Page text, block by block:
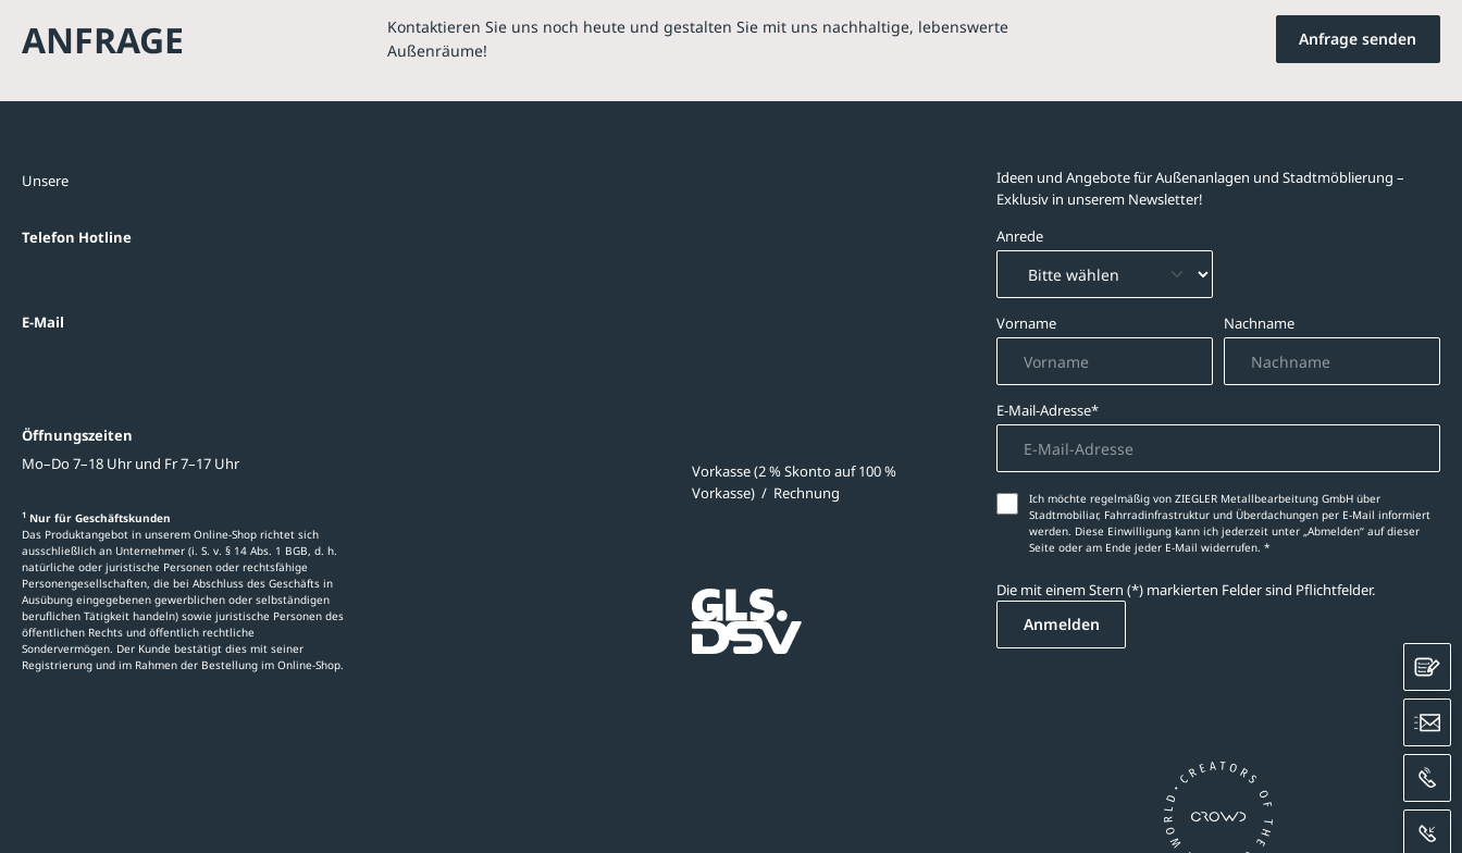
ANFRAGE
Kontaktieren Sie uns noch heute und gestalten Sie mit uns nachhaltige, lebenswerte
Außenräume!
Anfrage senden
Unsere
Telefon Hotline
E-Mail
Öffnungszeiten
Mo–Do 7–18 Uhr und Fr 7–17 Uhr
1 Nur für Geschäftskunden
Das Produktangebot in unserem Online-Shop richtet sich
ausschließlich an Unternehmer (i. S. v. § 14 Abs. 1 BGB, d. h.
natürliche oder juristische Personen oder rechtsfähige
Personengesellschaften, die bei Abschluss des Geschäfts in
Ausübung eingegebenen gewerblichen oder selbständigen
beruflichen Tätigkeit handeln) sowie juristische Personen des
öffentlichen Rechts und öffentlich rechtliche
Sondervermögen. Der Kunde bestätigt dies mit seiner
Registrierung und im Rahmen der Bestellung im Online-Shop.
Vorkasse (2 % Skonto auf 100 %
Vorkasse) / Rechnung
Ideen und Angebote für Außenanlagen und Stadtmöblierung –
Exklusiv in unserem Newsletter!
Anrede
Vorname Nachname
E-Mail-Adresse*
Ich möchte regelmäßig von ZIEGLER Metallbearbeitung GmbH über
Stadtmobiliar, Fahrradinfrastruktur und Überdachungen per E-Mail informiert
werden. Diese Einwilligung kann ich jederzeit unter „Abmelden‘‘ auf dieser
Seite oder am Ende jeder E-Mail widerrufen. *
Die mit einem Stern (*) markierten Felder sind Pflichtfelder.
Anmelden